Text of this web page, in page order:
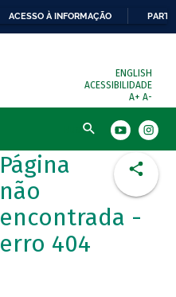
ACESSO À INFORMAÇÃO
ENGLISH
ACESSIBILIDADE
A+ A-
Busca
Página
não
encontrada -
erro 404